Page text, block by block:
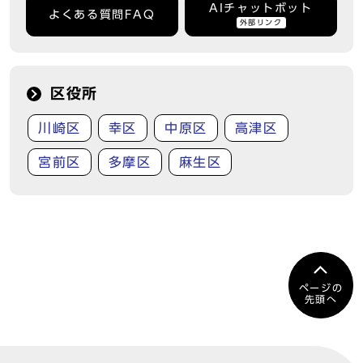
よくある質問FAQ
AIチャットボット
外部リンク
区役所
川崎区 幸区 中原区 高津区
宮前区 多摩区 麻生区
ページの
先頭へ